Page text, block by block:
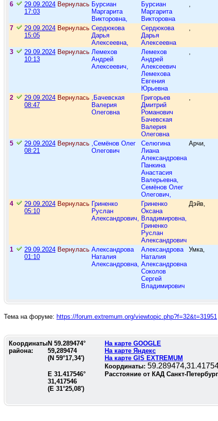
6
29.09.2024
17:03
Вернулась Бурсиан
Маргарита
Викторовна,
Бурсиан
Маргарита
Викторовна
,
7
29.09.2024
15:05
Вернулась Сердюкова
Дарья
Алексеевна,
Сердюкова
Дарья
Алексеевна
,
3
29.09.2024
10:13
Вернулась Лемехов
Андрей
Алексеевич,
Лемехов
Андрей
Алексеевич
Лемехова
Евгения
Юрьевна
,
2
29.09.2024
08:47
Вернулась ,Бачевская
Валерия
Олеговна
Григорьев
Дмитрий
Романович
Бачевская
Валерия
Олеговна
,
5
29.09.2024
08:21
Вернулась ,Семёнов Олег
Олегович
Селюгина
Лиана
Александровна
Панкина
Анастасия
Валерьевна,
Семёнов Олег
Олегович,
Арчи,
4
29.09.2024
05:10
Вернулась Гриненко
Руслан
Александрович,
Гриненко
Оксана
Владимировна,
Гриненко
Руслан
Александрович
Дэйв,
1
29.09.2024
01:10
Вернулась Александрова
Наталия
Александровна,
Александрова
Наталия
Александровна
Соколов
Сергей
Владимирович
Умка,
Тема на форуме: https://forum.extremum.org/viewtopic.php?f=32&t=31951
Координаты
района:
N 59.289474°
59,289474
(N 59°17,34')
На карте GOOGLE
На карте Яндекс
На карте GIS EXTREMUM
Координаты:
E 31.417546°
31,417546
(E 31°25,08')
Расстояние от КАД Санкт-